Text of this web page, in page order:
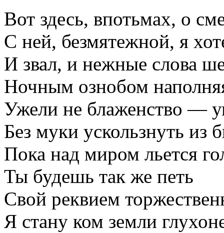
Вот здесь, впотьмах, о
С ней, безмятежной, я
И звал, и нежные слова
Ночным ознобом
Ужели не блаженство —
Без муки ускользнуть из
Пока над миром льется
Ты будешь так же петь
Свой реквием
Я стану ком земли